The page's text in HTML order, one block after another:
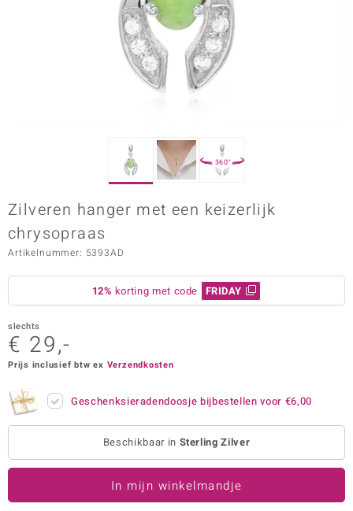
Vogue
in Italy
Paraíso
Collection
360°
Zilveren hanger met een keizerlijk
chrysopraas
Artikelnummer: 5393AD
12% korting met code FRIDAY
slechts
€ 29,-
Prijs inclusief btw ex Verzendkosten
Geschenksieradendoosje bijbestellen voor €6,00
Beschikbaar in Sterling Zilver
In mijn winkelmandje